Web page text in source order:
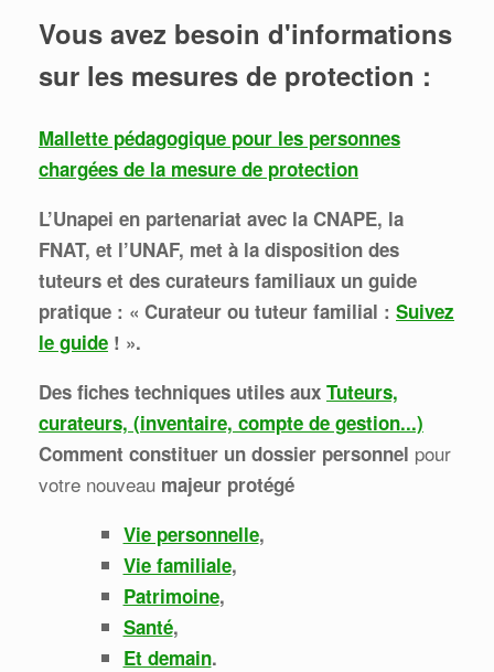
Vous avez besoin d'informations
sur les mesures de protection :
Mallette pédagogique pour les personnes
chargées de la mesure de protection
L’Unapei en partenariat avec la CNAPE, la
FNAT, et l’UNAF, met à la disposition des
tuteurs et des curateurs familiaux un guide
pratique : « Curateur ou tuteur familial : Suivez
le guide ! ».
Des fiches techniques utiles aux Tuteurs,
curateurs, (inventaire, compte de gestion...)
Comment constituer un dossier personnel pour
votre nouveau majeur protégé
Vie personnelle,
Vie familiale,
Patrimoine,
Santé,
Et demain.